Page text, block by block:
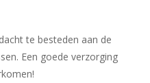
te besteden aan de
Een goede verzorging